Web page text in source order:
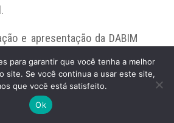
e apresentação da DABIM
administrativo referente à
apresentada.
RETIFICADORA resultar:
com especialista
para garantir que você tenha a melhor
site. Se você continua a usar este site,
que você está satisfeito.
Ok